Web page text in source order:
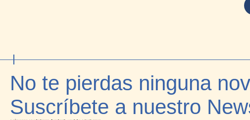
No te pierdas ninguna
Suscríbete a nuestro